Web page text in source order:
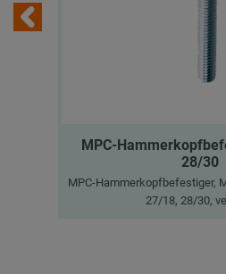
MPC-
28/30
MPC-Hammerkopfbefestiger,
27/18, 28/30,